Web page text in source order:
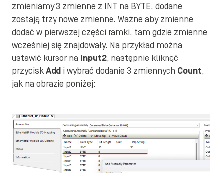
zmieniamy 3 zmienne z INT na BYTE, dodane
zostają trzy nowe zmienne. Ważne aby zmienne
dodać w pierwszej części ramki, tam gdzie zmienne
wcześniej się znajdowały. Na przykład można
ustawić kursor na Input2, następnie kliknąć
przyciskAdd i wybrać dodanie 3 zmiennych Count,
jak na obrazie poniżej: